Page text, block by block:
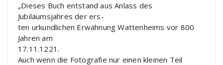
„Dieses Buch entstand aus Anlass des
Jubiläumsjahres der ers-
ten urkundlichen Erwähnung Wattenheims vor 800
Jahren am
17.11.1221.
Auch wenn die Fotografie nur einen kleinen Teil